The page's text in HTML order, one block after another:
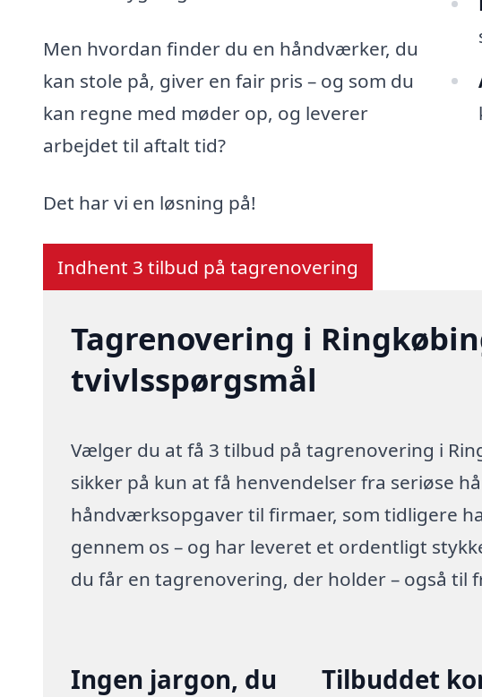
Men hvordan finder du en håndværker, du
kan stole på, giver en fair pris – og som du
kan regne med møder op, og leverer
arbejdet til aftalt tid?
Det har vi en løsning på!
Indhent 3 tilbud på tagrenovering
Tagrenovering i
tvivlsspørgsmål
Vælger du at få 3 tilbud på tagrenovering i
sikker på kun at få henvendelser fra seriøse
håndværksopgaver til firmaer, som tidligere
gennem os – og har leveret et ordentligt
du får en tagrenovering, der holder – også til
Ingen jargon, du
Tilbuddet